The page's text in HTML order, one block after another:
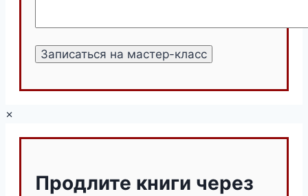
×
Продлите книги через